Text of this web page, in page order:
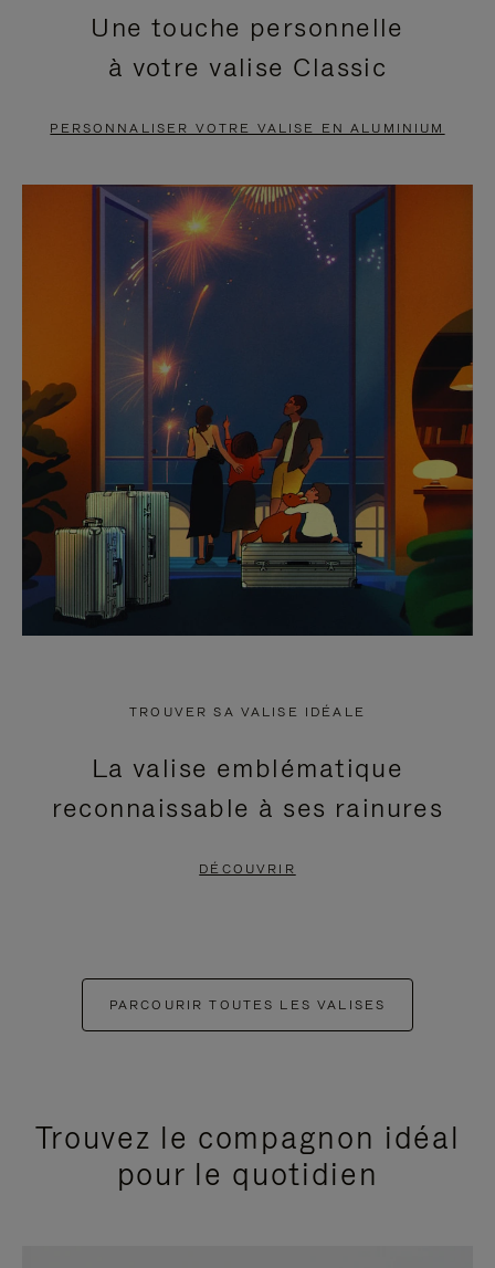
EN
PAUSE,
APPUYEZ
POUR
METTRE
PAUSE
VIDÉO
EST
DÉSACTIVÉ.
CLIQUER
POUR
RÉACTIVER
LE
SON
Une touche personnelle
à votre valise Classic
PERSONNALISER VOTRE VALISE EN ALUMINIUM
TROUVER SA VALISE IDÉALE
La valise emblématique
reconnaissable à ses rainures
DÉCOUVRIR
PARCOURIR TOUTES LES VALISES
Trouvez le compagnon idéal
pour le quotidien